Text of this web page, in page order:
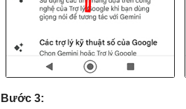
Bước 3: